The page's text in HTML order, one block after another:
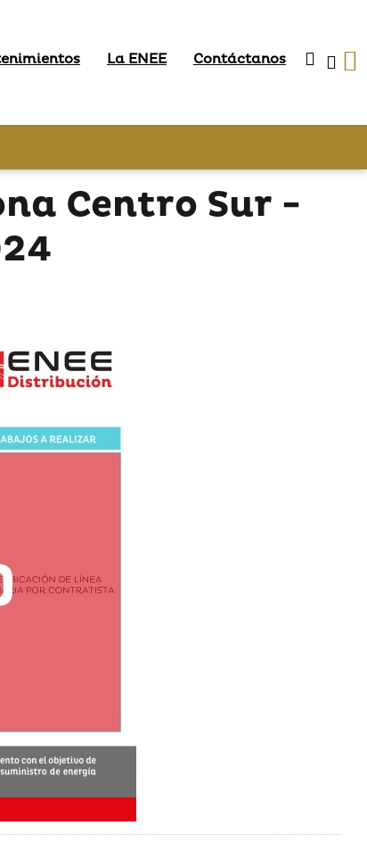
La ENEE Contáctanos
Centro Sur -